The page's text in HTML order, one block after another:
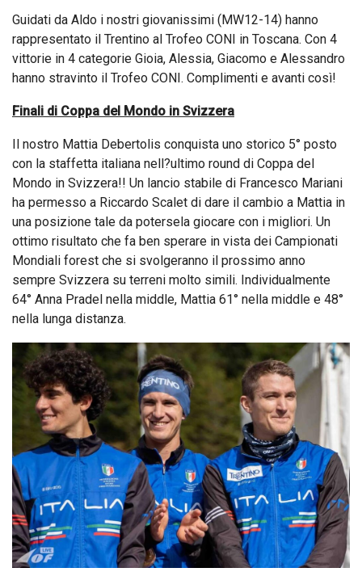
Guidati da Aldo i nostri giovanissimi (MW12-14) hanno
rappresentato il Trentino al Trofeo CONI in Toscana. Con 4
vittorie in 4 categorie Gioia, Alessia, Giacomo e Alessandro
hanno stravinto il Trofeo CONI. Complimenti e avanti così!
Finali di Coppa del Mondo in Svizzera
Il nostro Mattia Debertolis conquista uno storico 5° posto
con la staffetta italiana nell?ultimo round di Coppa del
Mondo in Svizzera!! Un lancio stabile di Francesco Mariani
ha permesso a Riccardo Scalet di dare il cambio a Mattia in
una posizione tale da potersela giocare con i migliori. Un
ottimo risultato che fa ben sperare in vista dei Campionati
Mondiali forest che si svolgeranno il prossimo anno
sempre Svizzera su terreni molto simili. Individualmente
64° Anna Pradel nella middle, Mattia 61° nella middle e 48°
nella lunga distanza.